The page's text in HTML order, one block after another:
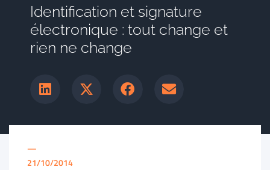
Identification et signature
électronique : tout change et
rien ne change
—
21/10/2014